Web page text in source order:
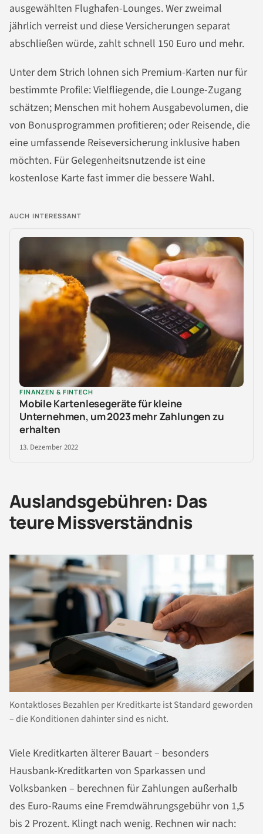
ausgewählten Flughafen-Lounges. Wer zweimal
jährlich verreist und diese Versicherungen separat
abschließen würde, zahlt schnell 150 Euro und mehr.
Unter dem Strich lohnen sich Premium-Karten nur für
bestimmte Profile: Vielfliegende, die Lounge-Zugang
schätzen; Menschen mit hohem Ausgabevolumen, die
von Bonusprogrammen profitieren; oder Reisende, die
eine umfassende Reiseversicherung inklusive haben
möchten. Für Gelegenheitsnutzende ist eine
kostenlose Karte fast immer die bessere Wahl.
AUCH INTERESSANT
FINANZEN & FINTECH
Mobile Kartenlesegeräte für kleine
Unternehmen, um 2023 mehr Zahlungen zu
erhalten
13. Dezember 2022
Auslandsgebühren: Das
teure Missverständnis
Kontaktloses Bezahlen per Kreditkarte ist Standard geworden
– die Konditionen dahinter sind es nicht.
Viele Kreditkarten älterer Bauart – besonders
Hausbank-Kreditkarten von Sparkassen und
Volksbanken – berechnen für Zahlungen außerhalb
des Euro-Raums eine Fremdwährungsgebühr von 1,5
bis 2 Prozent. Klingt nach wenig. Rechnen wir nach: